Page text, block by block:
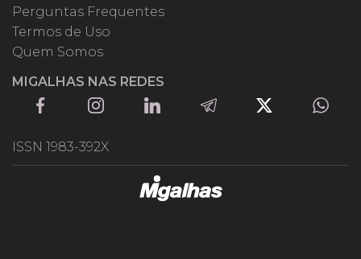
Perguntas Frequentes
Termos de Uso
Quem Somos
MIGALHAS NAS REDES
ISSN 1983-392X